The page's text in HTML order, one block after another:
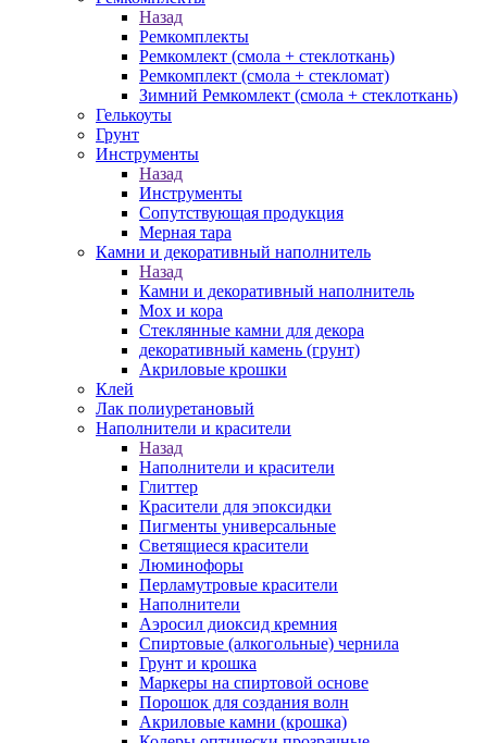
Назад
Ремкомплекты
Ремкомлект (смола + стеклоткань)
Ремкомплект (смола + стекломат)
Зимний Ремкомлект (смола + стеклоткань)
Гелькоуты
Грунт
Инструменты
Назад
Инструменты
Сопутствующая продукция
Мерная тара
Камни и декоративный наполнитель
Назад
Камни и декоративный наполнитель
Мох и кора
Стеклянные камни для декора
декоративный камень (грунт)
Акриловые крошки
Клей
Лак полиуретановый
Наполнители и красители
Назад
Наполнители и красители
Глиттер
Красители для эпоксидки
Пигменты универсальные
Светящиеся красители
Люминофоры
Перламутровые красители
Наполнители
Аэросил диоксид кремния
Спиртовые (алкогольные) чернила
Грунт и крошка
Маркеры на спиртовой основе
Порошок для создания волн
Акриловые камни (крошка)